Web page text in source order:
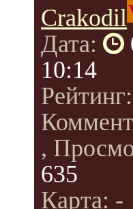
Crakodil
Дата:
10:14
,
635
Карта: -